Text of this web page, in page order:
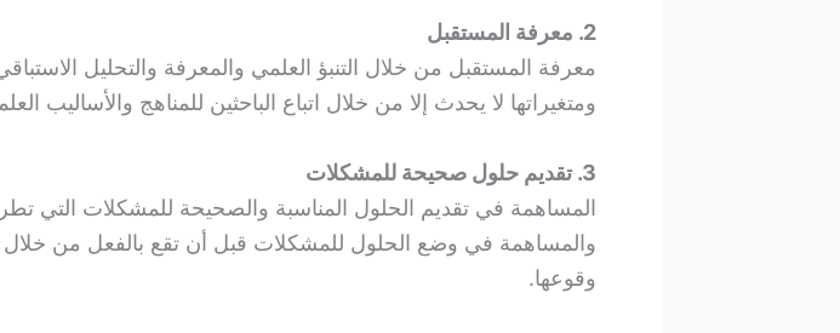
2. معرفة المستقبل
معرفة المستقبل من خلال التنبؤ العلمي والمعرفة والتحليل
ومتغيراتها لا يحدث إلا من خلال اتباع الباحثين للمناهج والأساليب
3. تقديم حلول صحيحة للمشكلات
المساهمة في تقديم الحلول المناسبة والصحيحة للمشكلات التي
والمساهمة في وضع الحلول للمشكلات قبل أن تقع بالفعل من خلال
وقوعها.